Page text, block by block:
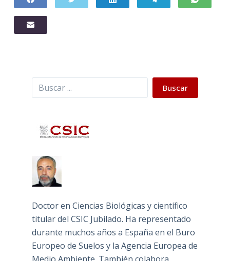
Buscar Buscar
Doctor en Ciencias Biológicas y científico
titular del CSIC Jubilado. Ha representado
durante muchos años a España en el Buro
Europeo de Suelos y la Agencia Europea de